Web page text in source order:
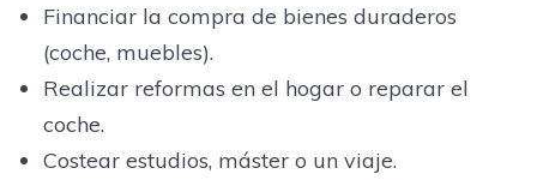
Financiar la compra de bienes duraderos
(coche, muebles).
Realizar reformas en el hogar o reparar el
coche.
Costear estudios, máster o un viaje.